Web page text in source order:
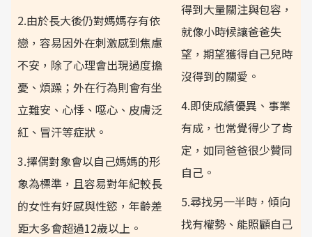
2.由於長大後仍對媽媽存有依
戀，容易因外在刺激感到焦慮
不安，除了心理會出現過度擔
憂、煩躁；外在行為則會有坐
立難安、心悸、噁心、皮膚泛
紅、冒汗等症狀。
3.擇偶對象會以自己媽媽的形
象為標準，且容易對年紀較長
的女性有好感與性慾，年齡差
距大多會超過12歲以上。
得到大量關注與包容，
就像小時候讓爸爸失
望，期望獲得自己兒時
沒得到的關愛。
4.即使成績優異、事業
有成，也常覺得少了肯
定，如同爸爸很少贊同
自己。
5.尋找另一半時，傾向
找有權勢、能照顧自己